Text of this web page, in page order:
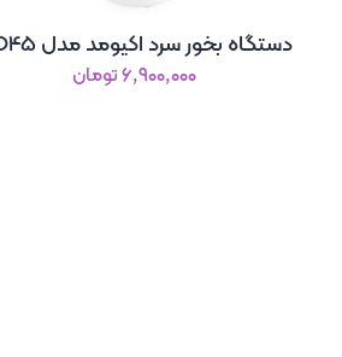
دستگاه بخور سرد اکیومد مدل MD45
۶٬۹۰۰٬۰۰۰ تومان